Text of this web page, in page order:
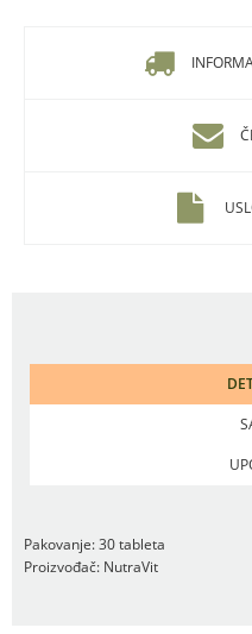
Pakovanje: 30 tableta
Proizvođač: NutraVit